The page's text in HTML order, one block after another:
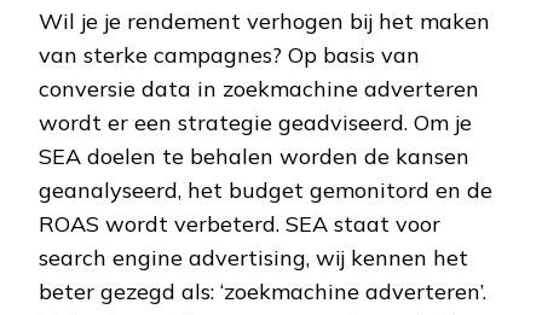
Wil je je rendement verhogen bij het maken
van sterke campagnes? Op basis van
conversie data in zoekmachine adverteren
wordt er een strategie geadviseerd. Om je
SEA doelen te behalen worden de kansen
geanalyseerd, het budget gemonitord en de
ROAS wordt verbeterd. SEA staat voor
search engine advertising, wij kennen het
beter gezegd als: ‘zoekmachine adverteren’.